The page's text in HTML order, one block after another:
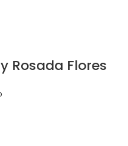
Rosada Flores